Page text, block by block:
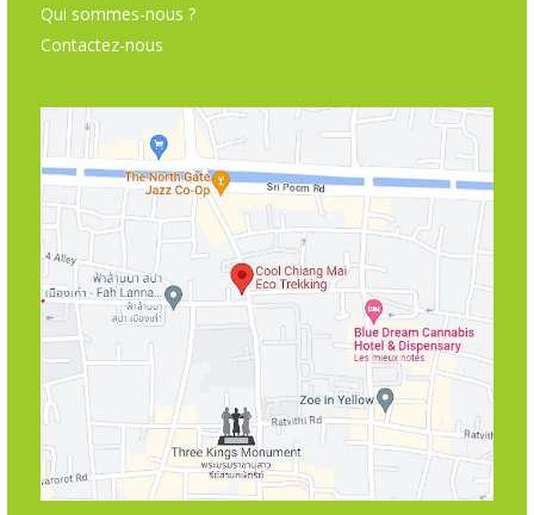
Qui sommes-nous ?
Contactez-nous